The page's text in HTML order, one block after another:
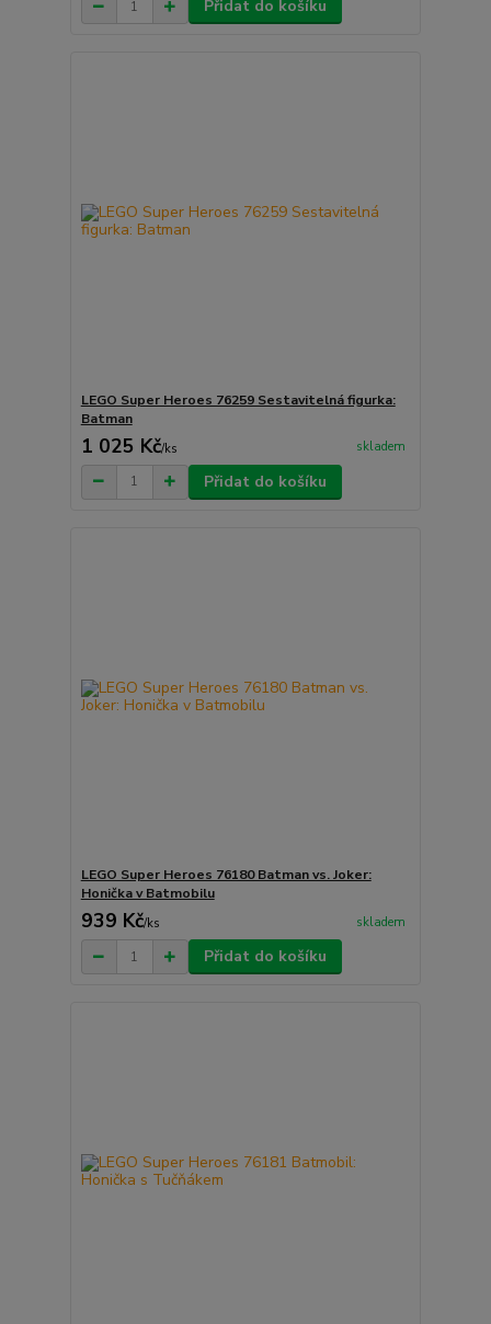
Přidat do košíku
LEGO Super Heroes 76259 Sestavitelná figurka:
Batman
1 025 Kč/ks skladem
Přidat do košíku
LEGO Super Heroes 76180 Batman vs. Joker:
Honička v Batmobilu
939 Kč/ks skladem
Přidat do košíku